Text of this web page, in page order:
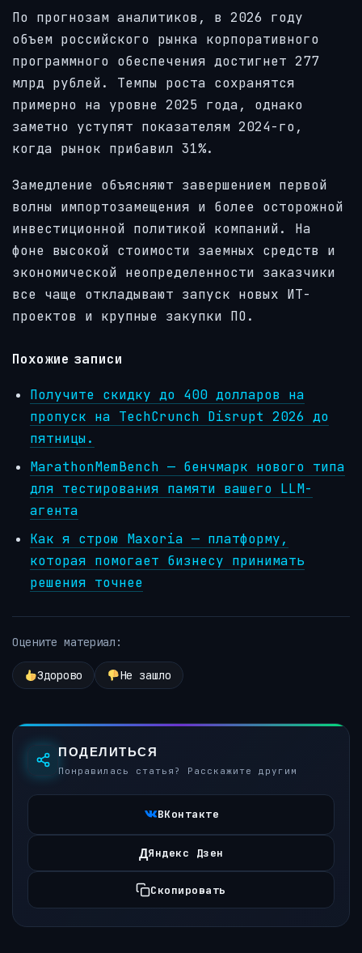
По прогнозам аналитиков, в 2026 году
объем российского рынка корпоративного
программного обеспечения достигнет 277
млрд рублей. Темпы роста сохранятся
примерно на уровне 2025 года, однако
заметно уступят показателям 2024-го,
когда рынок прибавил 31%.
Замедление объясняют завершением первой
волны импортозамещения и более осторожной
инвестиционной политикой компаний. На
фоне высокой стоимости заемных средств и
экономической неопределенности заказчики
все чаще откладывают запуск новых ИТ-
проектов и крупные закупки ПО.
Похожие записи
Получите скидку до 400 долларов на
пропуск на TechCrunch Disrupt 2026 до
пятницы.
MarathonMemBench — бенчмарк нового типа
для тестирования памяти вашего LLM-
агента
Как я строю Maxoria — платформу,
которая помогает бизнесу принимать
решения точнее
Оцените материал:
Здорово Не зашло
ПОДЕЛИТЬСЯ
Понравилась статья? Расскажите другим
ВКонтакте
ДЯндекс Дзен
Скопировать